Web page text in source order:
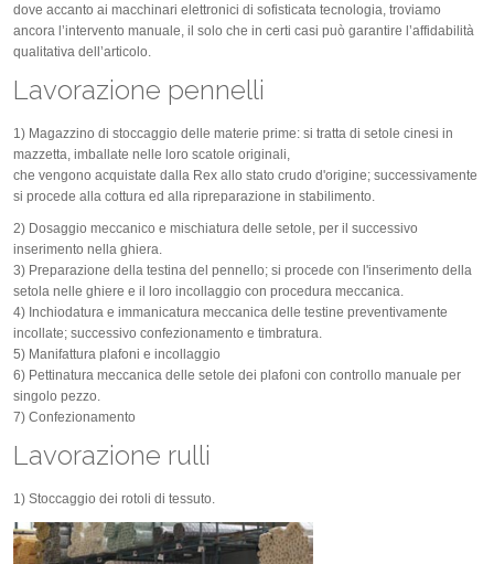
dove accanto ai macchinari elettronici di sofisticata tecnologia, troviamo
ancora l’intervento manuale, il solo che in certi casi può garantire l’affidabilità
qualitativa dell’articolo.
Lavorazione pennelli
1) Magazzino di stoccaggio delle materie prime: si tratta di setole cinesi in
mazzetta, imballate nelle loro scatole originali,
che vengono acquistate dalla Rex allo stato crudo d'origine; successivamente
si procede alla cottura ed alla ripreparazione in stabilimento.
2) Dosaggio meccanico e mischiatura delle setole, per il successivo
inserimento nella ghiera.
3) Preparazione della testina del pennello; si procede con l'inserimento della
setola nelle ghiere e il loro incollaggio con procedura meccanica.
4) Inchiodatura e immanicatura meccanica delle testine preventivamente
incollate; successivo confezionamento e timbratura.
5) Manifattura plafoni e incollaggio
6) Pettinatura meccanica delle setole dei plafoni con controllo manuale per
singolo pezzo.
7) Confezionamento
Lavorazione rulli
1) Stoccaggio dei rotoli di tessuto.